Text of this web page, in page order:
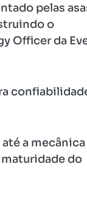
pelas
o
Officer da
a mecânica
maturidade do